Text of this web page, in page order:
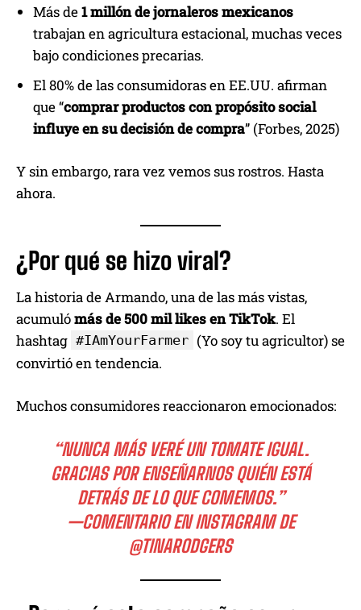
Más de1 millón de jornaleros mexicanos
trabajan en agricultura estacional, muchas veces
bajo condiciones precarias.
El 80% de las consumidoras en EE.UU. afirman
que “comprar productos con propósito social
influye en su decisión de compra” (Forbes, 2025)
Y sin embargo, rara vez vemos sus rostros. Hasta
ahora.
¿Por qué se hizo viral?
La historia de Armando, una de las más vistas,
acumulómás de 500 mil likes en TikTok. El
hashtag #IAmYourFarmer (Yo soy tu agricultor) se
convirtió en tendencia.
Muchos consumidores reaccionaron emocionados:
“NUNCA MÁS VERÉ UN TOMATE IGUAL.
GRACIAS POR ENSEÑARNOS QUIÉN ESTÁ
DETRÁS DE LO QUE COMEMOS.”
—COMENTARIO EN INSTAGRAM DE
@TINARODGERS